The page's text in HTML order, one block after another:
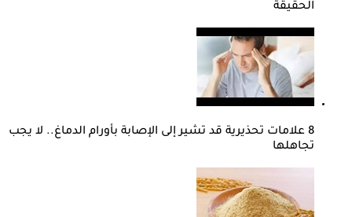
الحقيقة
8 علامات تحذيرية قد تشير إلى الإصابة بأورام الدماغ.. لا يجب
تجاهلها